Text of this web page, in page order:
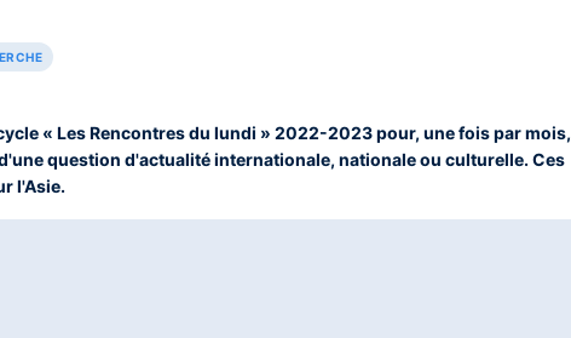
« Les Rencontres du lundi » 2022-2023 pour, une fois par mois,
question d'actualité internationale, nationale ou culturelle. Ces
l'Asie.